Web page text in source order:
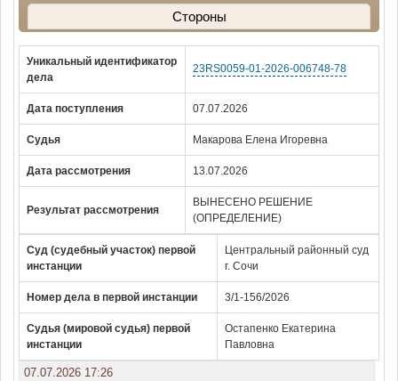
Стороны
Уникальный идентификатор
дела
23RS0059-01-2026-006748-78
Дата поступления 07.07.2026
Судья Макарова Елена Игоревна
Дата рассмотрения 13.07.2026
Результат рассмотрения
ВЫНЕСЕНО РЕШЕНИЕ
(ОПРЕДЕЛЕНИЕ)
Суд (судебный участок) первой
инстанции
Центральный районный суд
г. Сочи
Номер дела в первой инстанции 3/1-156/2026
Судья (мировой судья) первой
инстанции
Остапенко Екатерина
Павловна
07.07.2026 17:26